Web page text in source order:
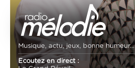
Musique, actu, jeux, bonne humeur...
Ecoutez en direct :